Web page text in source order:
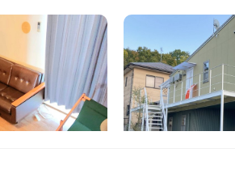
とアートが詰まった
香川県 シェアハウス
【猫好き必見】猫に
シェアハウス
この家からの距離 10km